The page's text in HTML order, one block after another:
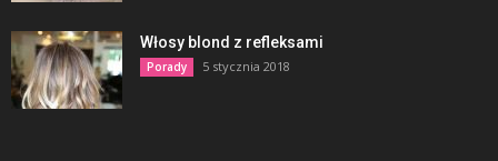
Włosy blond z refleksami
Porady 5 stycznia 2018